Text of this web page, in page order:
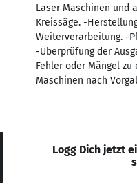
Laser Maschinen und
Kreissäge. -
Weiterverarbeitung. -
-Überprüfung der
Fehler oder Mängel
Maschinen nach
Logg Dich jetzt